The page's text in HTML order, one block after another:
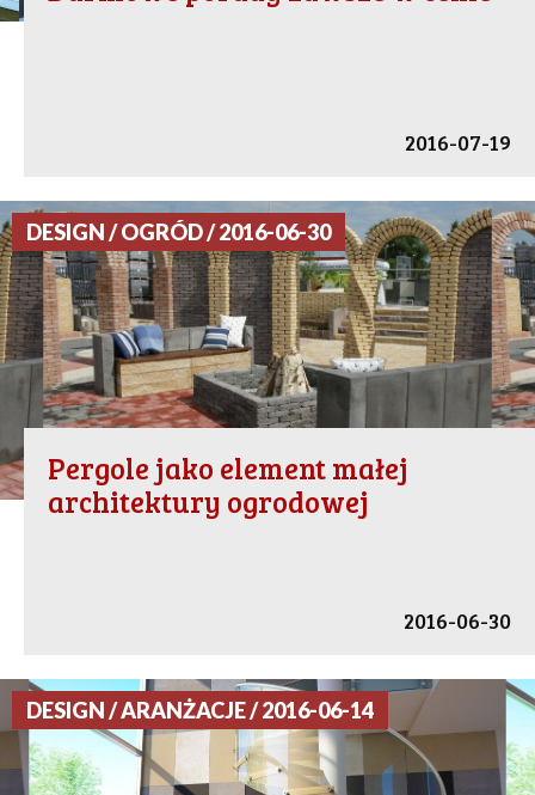
2016-07-19
DESIGN / OGRÓD / 2016-06-30
Pergole jako element małej
architektury ogrodowej
2016-06-30
DESIGN / ARANŻACJE / 2016-06-14